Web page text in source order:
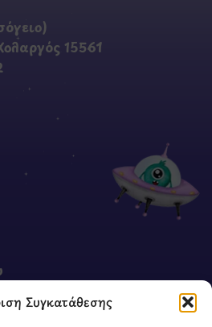
Συγκατάθεσης
15561